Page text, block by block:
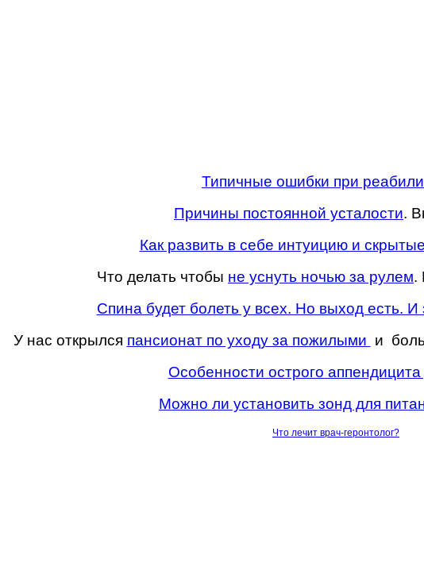
Типичные ошибки при
Причины постоянной усталости.
Как развить в себе интуицию и
Что делать чтобы не уснуть ночью за рулем.
Спина будет болеть у всех. Но выход есть. И
У нас открылся пансионат по уходу за пожилыми и
Особенности острого
Можно ли установить зонд для
Что лечит врач-геронтолог?